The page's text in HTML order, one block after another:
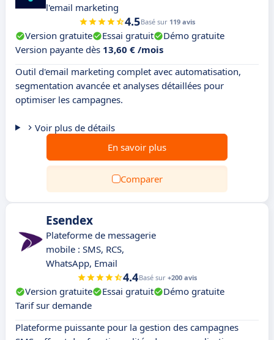
l'email marketing
4.5Basé sur 119 avis
Version gratuite Essai gratuit
Démo gratuite
Version payante dès 13,60 € /mois
Outil d'email marketing complet avec automatisation,
segmentation avancée et analyses détaillées pour
optimiser les campagnes.
Voir plus de détails
En savoir plus
Comparer
Esendex
Plateforme de messagerie
mobile : SMS, RCS,
WhatsApp, Email
4.4Basé sur +200 avis
Version gratuite Essai gratuit
Démo gratuite
Tarif sur demande
Plateforme puissante pour la gestion des campagnes